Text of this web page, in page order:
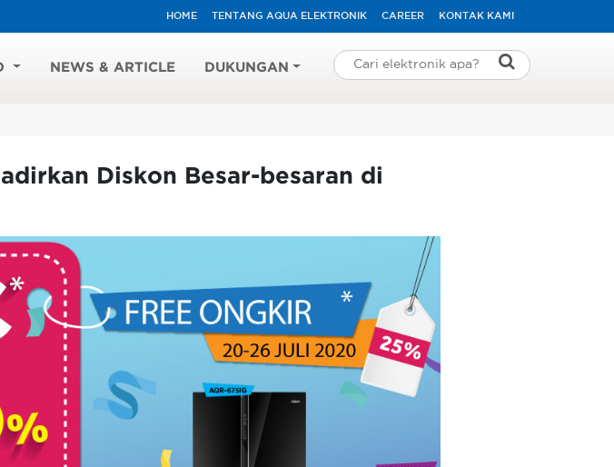
HOME TENTANG AQUA ELEKTRONIK CAREER KONTAK KAMI
NEWS & ARTICLE DUKUNGAN
Diskon Besar-besaran di